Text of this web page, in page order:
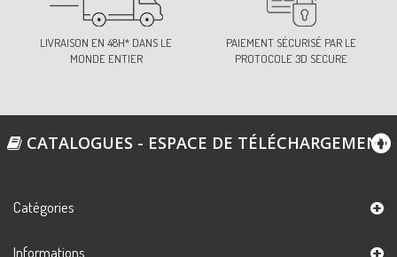
LIVRAISON EN 48H* DANS LE
MONDE ENTIER
PAIEMENT SÉCURISÉ PAR LE
PROTOCOLE 3D SECURE
CATALOGUES - ESPACE DE TÉLÉCHARGEMENT
Catégories
Informations